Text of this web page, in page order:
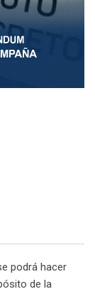
podrá hacer
de la